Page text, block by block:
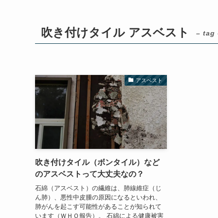
吹き付けタイル アスベスト – tag
アスベスト
吹き付けタイル（ボンタイル）など
のアスベストって大丈夫なの？
石綿（アスベスト）の繊維は、肺線維症（じ
ん肺）、悪性中皮腫の原因になるといわれ、
肺がんを起こす可能性があることが知られて
います（ＷＨＯ報告）。 石綿による健康被害